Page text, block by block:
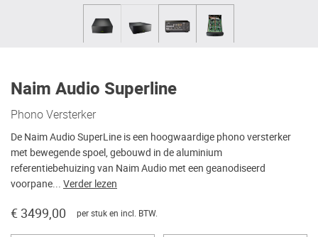
Naim Audio Superline
Phono Versterker
De Naim Audio SuperLine is een hoogwaardige phono versterker
met bewegende spoel, gebouwd in de aluminium
referentiebehuizing van Naim Audio met een geanodiseerd
voorpane... Verder lezen
€ 3499,00 per stuk en incl. BTW.